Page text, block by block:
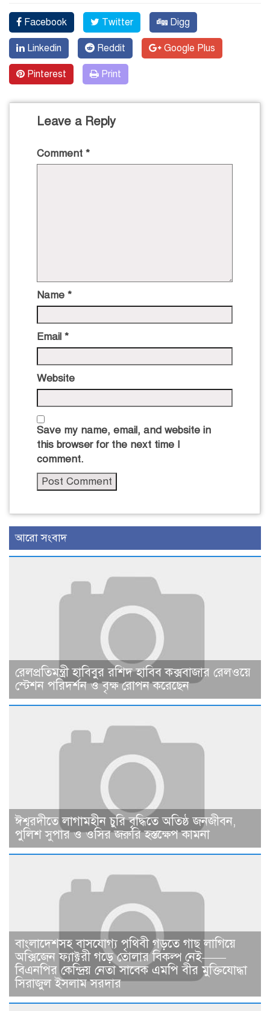
Facebook Twitter Digg
Linkedin Reddit Google Plus
Pinterest Print
Leave a Reply
Comment *
Name *
Email *
Website
Save my name, email, and website in
this browser for the next time I
comment.
আরো সংবাদ
রেলপ্রতিমন্ত্রী হাবিবুর রশিদ হাবিব কক্সবাজার রেলওয়ে
স্টেশন পরিদর্শন ও বৃক্ষ রোপন করেছেন
ঈশ্বরদীতে লাগামহীন চুরি বৃদ্ধিতে অতিষ্ঠ জনজীবন,
পুলিশ সুপার ও ওসির জরুরি হস্তক্ষেপ কামনা ​
বাংলাদেশসহ বাসযোগ্য পৃথিবী গড়তে গাছ লাগিয়ে
অক্সিজেন ফ্যাক্টরী গড়ে তোলার বিকল্প নেই——
বিএনপির কেন্দ্রিয় নেতা সাবেক এমপি বীর মুক্তিযোদ্ধা
সিরাজুল ইসলাম সরদার